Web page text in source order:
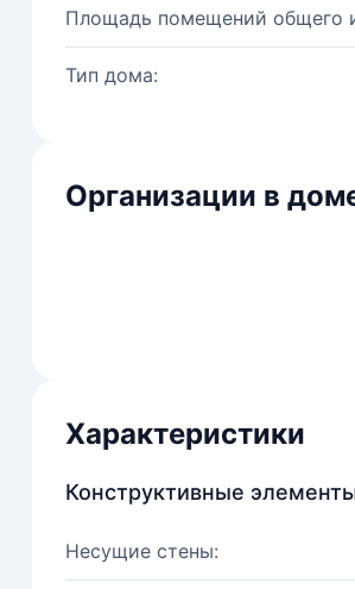
Площадь помещений общего
Тип дома:
Организации в
Характеристики
Конструктивные
Несущие стены: